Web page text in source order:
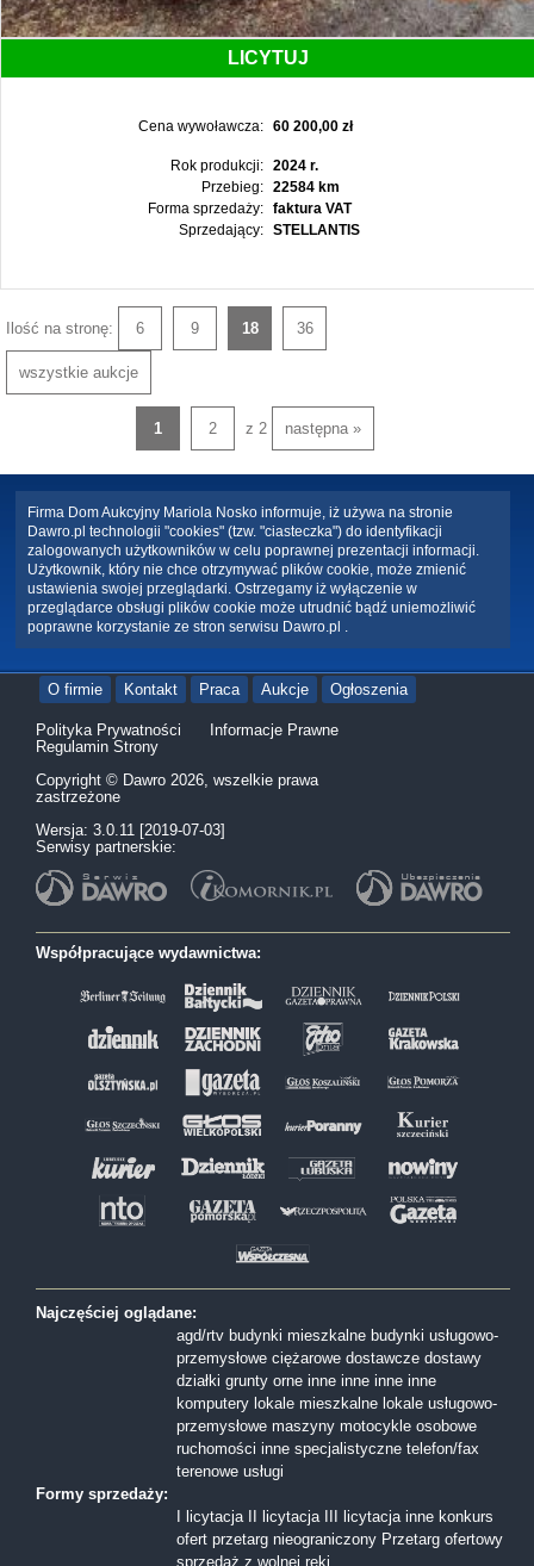
LICYTUJ
Cena wywoławcza: 60 200,00 zł
Rok produkcji:
2024 r.
Przebieg:
22584 km
Forma sprzedaży:
faktura VAT
Sprzedający:
STELLANTIS
Ilość na stronę: 6 9 18 36
wszystkie aukcje
1 2 z 2 następna »
Firma Dom Aukcyjny Mariola Nosko informuje, iż używa na stronie
Dawro.pl technologii "cookies" (tzw. "ciasteczka") do identyfikacji
zalogowanych użytkowników w celu poprawnej prezentacji informacji.
Użytkownik, który nie chce otrzymywać plików cookie, może zmienić
ustawienia swojej przeglądarki. Ostrzegamy iż wyłączenie w
przeglądarce obsługi plików cookie może utrudnić bądź uniemożliwić
poprawne korzystanie ze stron serwisu Dawro.pl .
O firmie Kontakt Praca Aukcje Ogłoszenia
Polityka Prywatności
Informacje Prawne
Regulamin Strony
Copyright © Dawro 2026, wszelkie prawa
zastrzeżone
Wersja: 3.0.11 [2019-07-03]
Serwisy partnerskie:
Współpracujące wydawnictwa:
Najczęściej oglądane:
agd/rtv budynki mieszkalne budynki usługowo-
przemysłowe ciężarowe dostawcze dostawy
działki grunty orne inne inne inne inne
komputery lokale mieszkalne lokale usługowo-
przemysłowe maszyny motocykle osobowe
ruchomości inne specjalistyczne telefon/fax
terenowe usługi
Formy sprzedaży:
I licytacja
II licytacja III licytacja inne konkurs
ofert przetarg nieograniczony Przetarg ofertowy
sprzedaż z wolnej reki